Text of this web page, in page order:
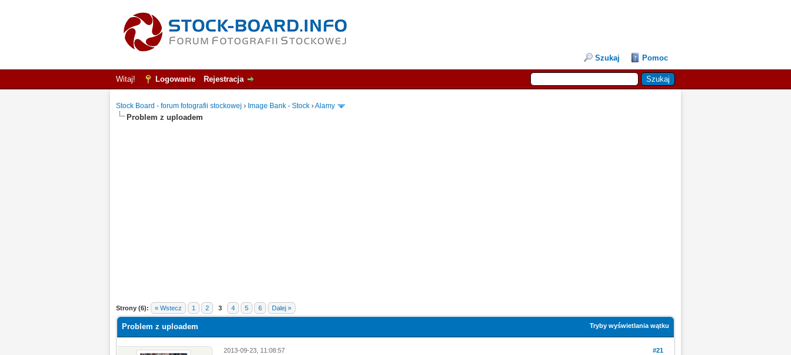
Szukaj Pomoc
Witaj! Logowanie Rejestracja
Stock Board - forum fotografii stockowej › Image Bank - Stock ›Alamy
Problem z uploadem
Strony (6): « Wstecz 1 2 3 4 5 6 Dalej »
Tryby wyświetlania wątku
Problem z uploadem
#21
2013-09-23, 11:08:57